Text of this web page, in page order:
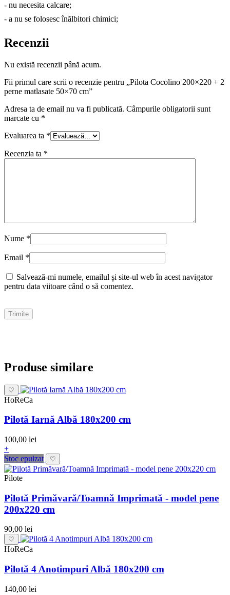
- nu necesita calcare;
- a nu se folosesc înălbitori chimici;
Recenzii
Nu există recenzii până acum.
Fii primul care scrii o recenzie pentru „Pilota Cocolino 200×220 + 2
perne matlasate 50×70 cm”
Adresa ta de email nu va fi publicată. Câmpurile obligatorii sunt
marcate cu *
Evaluarea ta *
Recenzia ta *
Nume *
Email *
Salvează-mi numele, emailul și site-ul web în acest navigator
pentru data viitoare când o să comentez.
Produse similare
♡
HoReCa
Pilotă Iarnă Albă 180x200 cm
100,00 lei
+
Stoc epuizat
♡
Pilote
Pilotă Primăvară/Toamnă Imprimată - model pene
200x220 cm
90,00 lei
♡
HoReCa
Pilotă 4 Anotimpuri Albă 180x200 cm
140,00 lei